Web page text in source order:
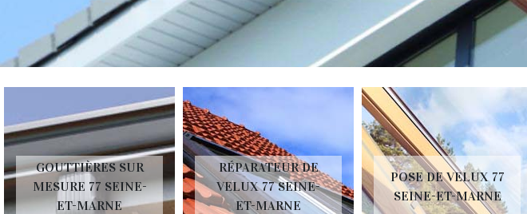
GOUTTIÈRES SUR
MESURE 77 SEINE-
ET-MARNE
RÉPARATEUR DE
VELUX 77 SEINE-
ET-MARNE
POSE DE VELUX 77
SEINE-ET-MARNE